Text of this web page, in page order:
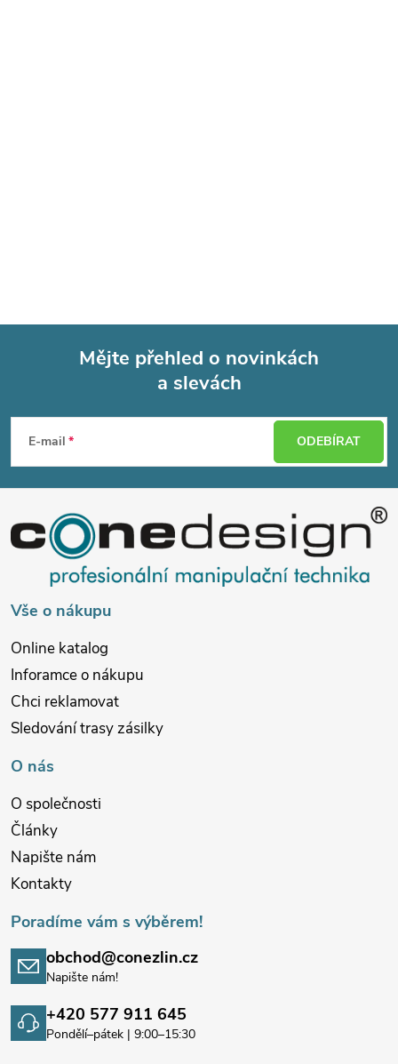
p
a
Mějte přehled o novinkách
a slevách
E-mail ODEBÍRAT
Vše o nákupu
Online katalog
Inforamce o nákupu
Chci reklamovat
Sledování trasy zásilky
O nás
O společnosti
Články
Napište nám
Kontakty
Poradíme vám s výběrem!
obchod@conezlin.cz
Napište nám!
+420 577 911 645
Pondělí–pátek | 9:00–15:30